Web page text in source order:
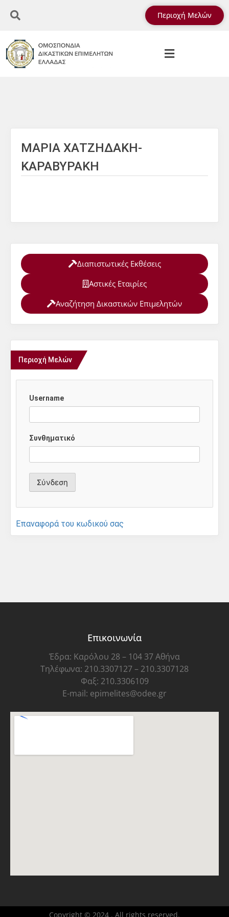
Περιοχή Μελών
ΜΑΡΙΑ ΧΑΤΖΗΔΑΚΗ-
ΚΑΡΑΒΥΡΑΚΗ
Διαπιστωτικές Εκθέσεις
Αστικές Εταιρίες
Αναζήτηση Δικαστικών Επιμελητών
Περιοχή Μελών
Username
Συνθηματικό
Επαναφορά του κωδικού σας
Επικοινωνία
Έδρα: Καρόλου 28 – 104 37 Αθήνα
Τηλέφωνα: 210.3307127 – 210.3307128
Φαξ: 210.3306109
E-mail: epimelites@odee.gr
Copyright © 2024 . All rights reserved.